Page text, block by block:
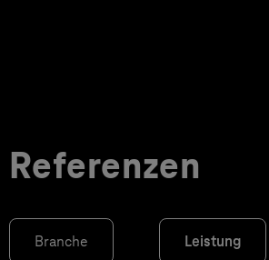
Referenzen
Branche Leistung